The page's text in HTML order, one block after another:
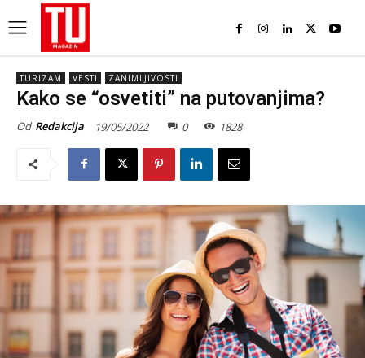
TURIZAM VESTI ZANIMLJIVOSTI
Kako se “osvetiti” na putovanjima?
Od Redakcija 19/05/2022 0 1828